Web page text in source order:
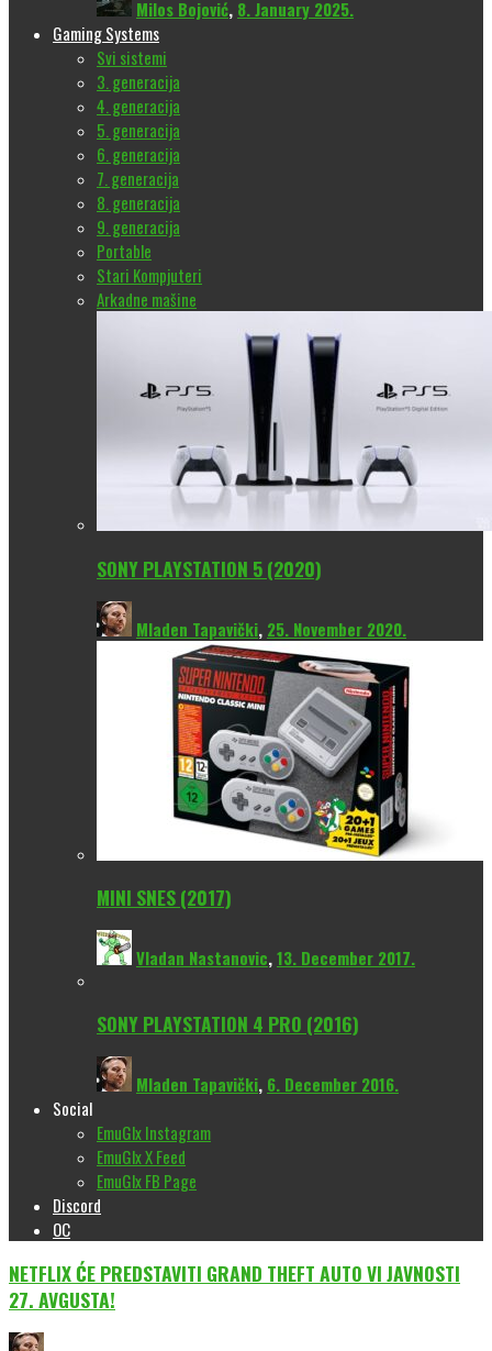
Milos Bojović, 8. January 2025.
Gaming Systems
Svi sistemi
3. generacija
4. generacija
5. generacija
6. generacija
7. generacija
8. generacija
9. generacija
Portable
Stari Kompjuteri
Arkadne mašine
SONY PLAYSTATION 5 (2020)
Mladen Tapavički, 25. November 2020.
MINI SNES (2017)
Vladan Nastanovic,13. December 2017.
SONY PLAYSTATION 4 PRO (2016)
Mladen Tapavički, 6. December 2016.
Social
EmuGlx Instagram
EmuGlx X Feed
EmuGlx FB Page
Discord
OC
NETFLIX ĆE PREDSTAVITI GRAND THEFT AUTO VI JAVNOSTI
27. AVGUSTA!